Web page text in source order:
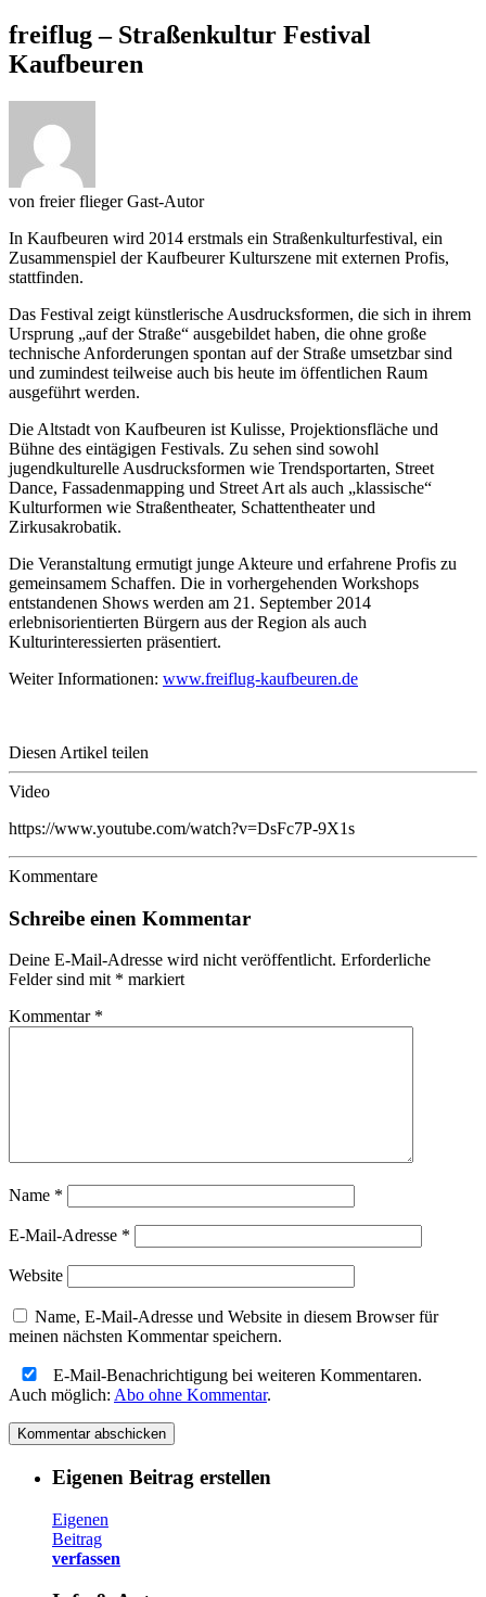
freiflug – Straßenkultur Festival
Kaufbeuren
von freier flieger Gast-Autor
In Kaufbeuren wird 2014 erstmals ein Straßenkulturfestival, ein
Zusammenspiel der Kaufbeurer Kulturszene mit externen Profis,
stattfinden.
Das Festival zeigt künstlerische Ausdrucksformen, die sich in ihrem
Ursprung „auf der Straße“ ausgebildet haben, die ohne große
technische Anforderungen spontan auf der Straße umsetzbar sind
und zumindest teilweise auch bis heute im öffentlichen Raum
ausgeführt werden.
Die Altstadt von Kaufbeuren ist Kulisse, Projektionsfläche und
Bühne des eintägigen Festivals. Zu sehen sind sowohl
jugendkulturelle Ausdrucksformen wie Trendsportarten, Street
Dance, Fassadenmapping und Street Art als auch „klassische“
Kulturformen wie Straßentheater, Schattentheater und
Zirkusakrobatik.
Die Veranstaltung ermutigt junge Akteure und erfahrene Profis zu
gemeinsamem Schaffen. Die in vorhergehenden Workshops
entstandenen Shows werden am 21. September 2014
erlebnisorientierten Bürgern aus der Region als auch
Kulturinteressierten präsentiert.
Weiter Informationen: www.freiflug-kaufbeuren.de
Diesen Artikel teilen
Video
https://www.youtube.com/watch?v=DsFc7P-9X1s
Kommentare
Schreibe einen Kommentar
Deine E-Mail-Adresse wird nicht veröffentlicht. Erforderliche
Felder sind mit * markiert
Kommentar *
Name *
E-Mail-Adresse *
Website
Name, E-Mail-Adresse und Website in diesem Browser für
meinen nächsten Kommentar speichern.
E-Mail-Benachrichtigung bei weiteren Kommentaren.
Auch möglich: Abo ohne Kommentar.
Eigenen Beitrag erstellen
Eigenen
Beitrag
verfassen